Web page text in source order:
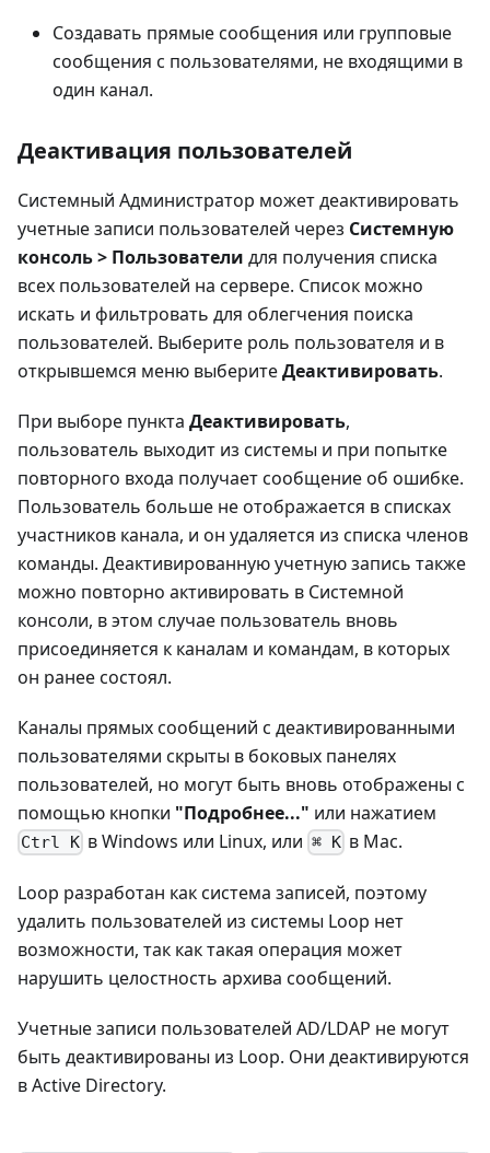
Создавать прямые сообщения или групповые
сообщения с пользователями, не входящими в
один канал.
Деактивация пользователей
Системный Администратор может деактивировать
учетные записи пользователей через Системную
консоль > Пользователи для получения списка
всех пользователей на сервере. Список можно
искать и фильтровать для облегчения поиска
пользователей. Выберите роль пользователя и в
открывшемся меню выберитеДеактивировать.
При выборе пункта Деактивировать,
пользователь выходит из системы и при попытке
повторного входа получает сообщение об ошибке.
Пользователь больше не отображается в списках
участников канала, и он удаляется из списка членов
команды. Деактивированную учетную запись также
можно повторно активировать в Системной
консоли, в этом случае пользователь вновь
присоединяется к каналам и командам, в которых
он ранее состоял.
Каналы прямых сообщений с деактивированными
пользователями скрыты в боковых панелях
пользователей, но могут быть вновь отображены с
помощью кнопки "Подробнее..." или нажатием
Ctrl K в Windows или Linux, или ⌘ Kв Mac.
Loop разработан как система записей, поэтому
удалить пользователей из системы Loop нет
возможности, так как такая операция может
нарушить целостность архива сообщений.
Учетные записи пользователей AD/LDAP не могут
быть деактивированы из Loop. Они деактивируются
в Active Directory.